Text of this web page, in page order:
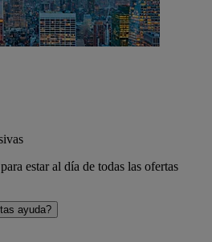
estar al día de todas las ofertas
ayuda?